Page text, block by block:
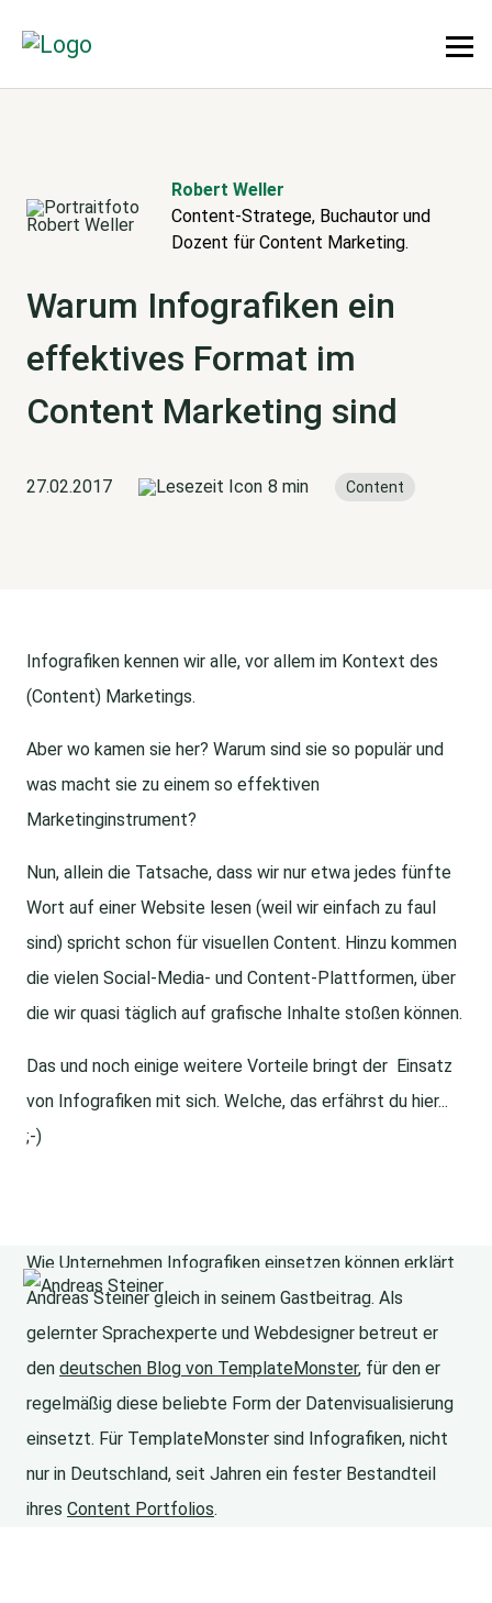
Robert Weller
Content-Stratege, Buchautor und
Dozent für Content Marketing.
Warum Infografiken ein
effektives Format im
Content Marketing sind
27.02.2017 8 min Content
Infografiken kennen wir alle, vor allem im Kontext des
(Content) Marketings.
Aber wo kamen sie her? Warum sind sie so populär und
was macht sie zu einem so effektiven
Marketinginstrument?
Nun, allein die Tatsache, dass wir nur etwa jedes fünfte
Wort auf einer Website lesen (weil wir einfach zu faul
sind) spricht schon für visuellen Content. Hinzu kommen
die vielen Social-Media- und Content-Plattformen, über
die wir quasi täglich auf grafische Inhalte stoßen können.
Das und noch einige weitere Vorteile bringt der Einsatz
von Infografiken mit sich. Welche, das erfährst du hier...
;-)
Wie Unternehmen Infografiken einsetzen können erklärt
Andreas Steiner gleich in seinem Gastbeitrag. Als
gelernter Sprachexperte und Webdesigner betreut er
den deutschen Blog von TemplateMonster, für den er
regelmäßig diese beliebte Form der Datenvisualisierung
einsetzt. Für TemplateMonster sind Infografiken, nicht
nur in Deutschland, seit Jahren ein fester Bestandteil
ihres Content Portfolios.